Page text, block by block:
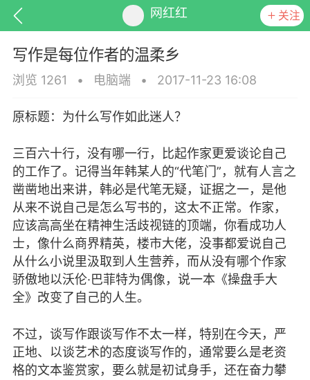
网红红 关注
动态 小说 商城
任务
03-17 22:18 电脑端 公开内容
热门说说，看着你的脸，伤害我的
写作是每位作者的温柔乡
浏览 1261 • 电脑端 • 2017-11-23 16:08
原标题：为什么写作如此迷人？
三百六十行，没有哪一行，比起作家更爱谈论自己
的工作了。记得当年韩某人的“代笔门”，就有人言之
凿凿地出来讲，韩必是代笔无疑，证据之一，是他
从来不说自己是怎么写书的，这太不正常。作家，
应该高高坐在精神生活歧视链的顶端，你看成功人
士，像什么商界精英，楼市大佬，没事都爱说自己
从什么小说里汲取到人生营养，而从没有哪个作家
骄傲地以沃伦·巴菲特为偶像，说一本《操盘手大
全》改变了自己的人生。
不过，谈写作跟谈写作不太一样，特别在今天，严
正地、以谈艺术的态度谈写作的，通常要么是老资
格的文本鉴赏家，要么就是初试身手，还在奋力攀